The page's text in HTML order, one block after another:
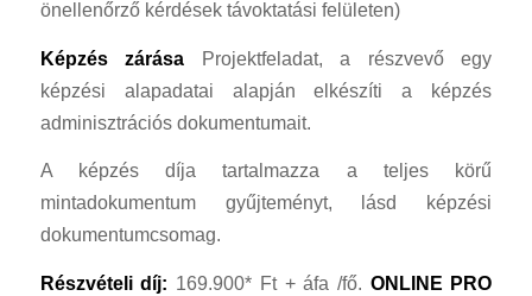
önellenőrző kérdések távoktatási felületen)
Képzés zárása Projektfeladat, a részvevő egy
képzési alapadatai alapján elkészíti a képzés
adminisztrációs dokumentumait.
A képzés díja tartalmazza a teljes körű
mintadokumentum gyűjteményt, lásd képzési
dokumentumcsomag.
Részvételi díj: 169.900* Ft + áfa /fő. ONLINE PRO